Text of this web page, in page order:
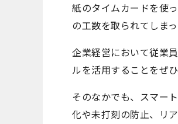
紙のタイムカードを使
の工数を取られてしま
企業経営において従業
ルを活用することをぜ
そのなかでも、スマー
化や未打刻の防止、リ